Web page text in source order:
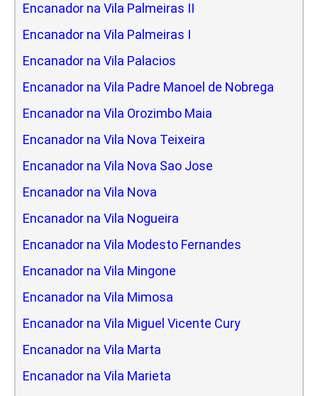
Encanador na Vila Palmeiras II
Encanador na Vila Palmeiras I
Encanador na Vila Palacios
Encanador na Vila Padre Manoel de Nobrega
Encanador na Vila Orozimbo Maia
Encanador na Vila Nova Teixeira
Encanador na Vila Nova Sao Jose
Encanador na Vila Nova
Encanador na Vila Nogueira
Encanador na Vila Modesto Fernandes
Encanador na Vila Mingone
Encanador na Vila Mimosa
Encanador na Vila Miguel Vicente Cury
Encanador na Vila Marta
Encanador na Vila Marieta